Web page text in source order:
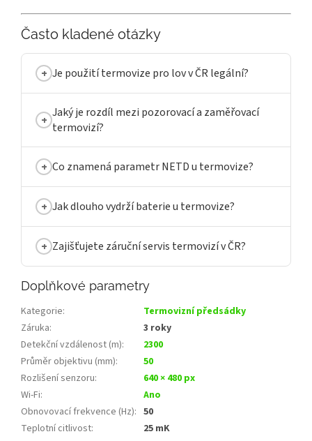
Často kladené otázky
Je použití termovize pro lov v ČR legální?
Jaký je rozdíl mezi pozorovací a zaměřovací
termovizí?
Co znamená parametr NETD u termovize?
Jak dlouho vydrží baterie u termovize?
Zajišťujete záruční servis termovizí v ČR?
Doplňkové parametry
Kategorie:
Termovizní předsádky
Záruka:
3 roky
Detekční vzdálenost (m):
2300
Průměr objektivu (mm):
50
Rozlišení senzoru:
640 × 480 px
Wi‑Fi:
Ano
Obnovovací frekvence (Hz): 50
Teplotní citlivost: 25 mK